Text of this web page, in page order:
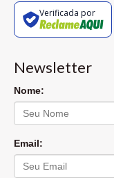
Verificada por
Newsletter
Nome:
Email: